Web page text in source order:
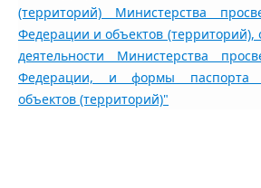
(территорий) Министерства
Федерации и объектов (территорий),
деятельности Министерства
Федерации, и формы паспорта
объектов (территорий)"